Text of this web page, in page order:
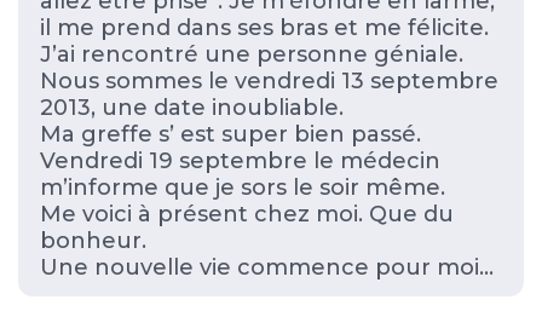
il me prend dans ses bras et me félicite.
J’ai rencontré une personne géniale.
Nous sommes le vendredi 13 septembre
2013, une date inoubliable.
Ma greffe s’ est super bien passé.
Vendredi 19 septembre le médecin
m’informe que je sors le soir même.
Me voici à présent chez moi. Que du
bonheur.
Une nouvelle vie commence pour moi…